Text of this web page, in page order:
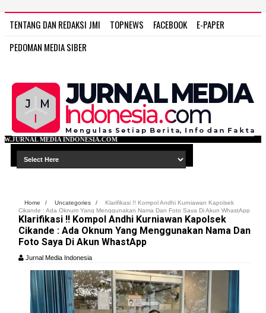
TENTANG DAN REDAKSI JMI TOPNEWS FACEBOOK
E-PAPER
PEDOMAN MEDIA SIBER
Home / Uncategories /
Klarifikasi !! Kompol Andhi Kurniawan Kapolsek
Cikande : Ada Oknum Yang Menggunakan Nama Dan Foto Saya Di Akun WhastApp
Klarifikasi !! Kompol Andhi Kurniawan Kapolsek
Cikande : Ada Oknum Yang Menggunakan Nama Dan
Foto Saya Di Akun WhastApp
Jurnal Media Indonesia